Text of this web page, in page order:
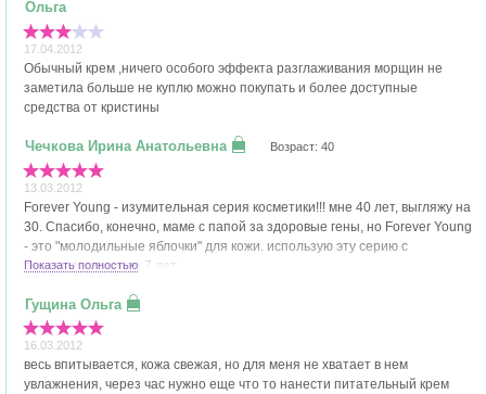
17.04.2012
Обычный крем ,ничего особого эффекта разглаживания морщин не
заметила больше не куплю можно покупать и более доступные
средства от кристины
Возраст: 40
13.03.2012
Forever Young - изумительная серия косметики!!! мне 40 лет, выгляжу на
30. Спасибо, конечно, маме с папой за здоровые гены, но Forever Young
- это "молодильные яблочки" для кожи. использую эту серию с
перерывами около 7 лет.
Показать полностью
16.03.2012
весь впитывается, кожа свежая, но для меня не хватает в нем
увлажнения, через час нужно еще что то нанести питательный крем